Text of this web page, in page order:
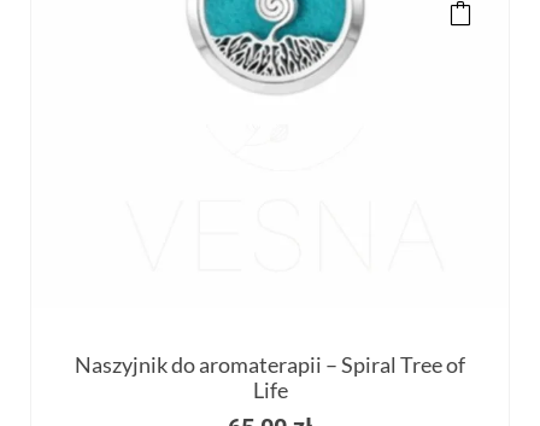
Naszyjnik do aromaterapii – Spiral Tree of
Life